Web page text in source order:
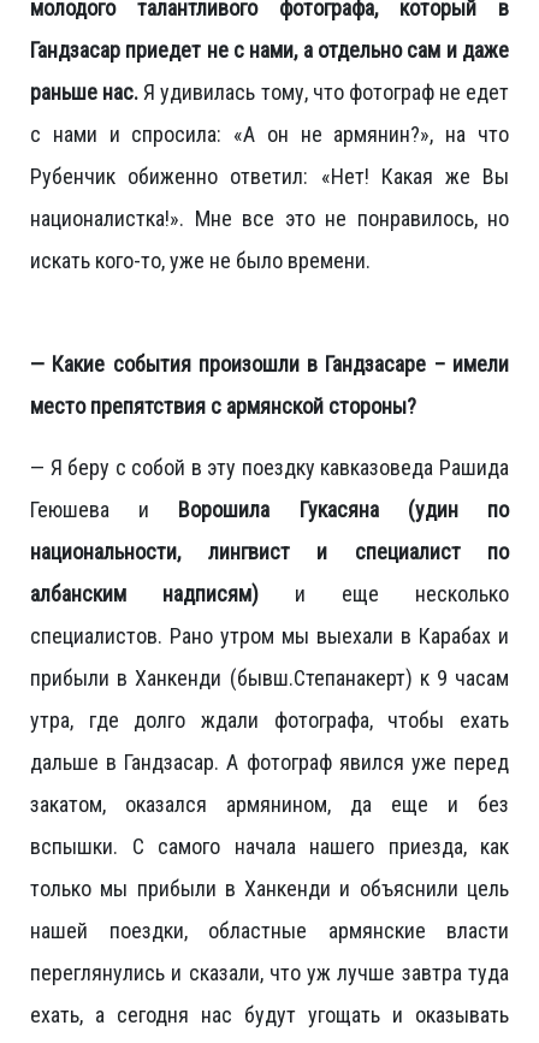
молодого талантливого фотографа, который в
Гандзасар приедет не с нами, а отдельно сам и даже
раньше нас. Я удивилась тому, что фотограф не едет
с нами и спросила: «А он не армянин?», на что
Рубенчик обиженно ответил: «Нет! Какая же Вы
националистка!». Мне все это не понравилось, но
искать кого-то, уже не было времени.
— Какие события произошли в Гандзасаре – имели
место препятствия с армянской стороны?
— Я беру с собой в эту поездку кавказоведа Рашида
Геюшева и Ворошила Гукасяна (удин по
национальности, лингвист и специалист по
албанским надписям) и еще несколько
специалистов. Рано утром мы выехали в Карабах и
прибыли в Ханкенди (бывш.Степанакерт) к 9 часам
утра, где долго ждали фотографа, чтобы ехать
дальше в Гандзасар. А фотограф явился уже перед
закатом, оказался армянином, да еще и без
вспышки. С самого начала нашего приезда, как
только мы прибыли в Ханкенди и объяснили цель
нашей поездки, областные армянские власти
переглянулись и сказали, что уж лучше завтра туда
ехать, а сегодня нас будут угощать и оказывать